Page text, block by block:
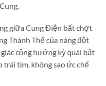
giữa Cung Điện bất chợt
Thánh Thể của nàng đột
cộng hưởng kỳ quái bất
tim, không sao ức chế